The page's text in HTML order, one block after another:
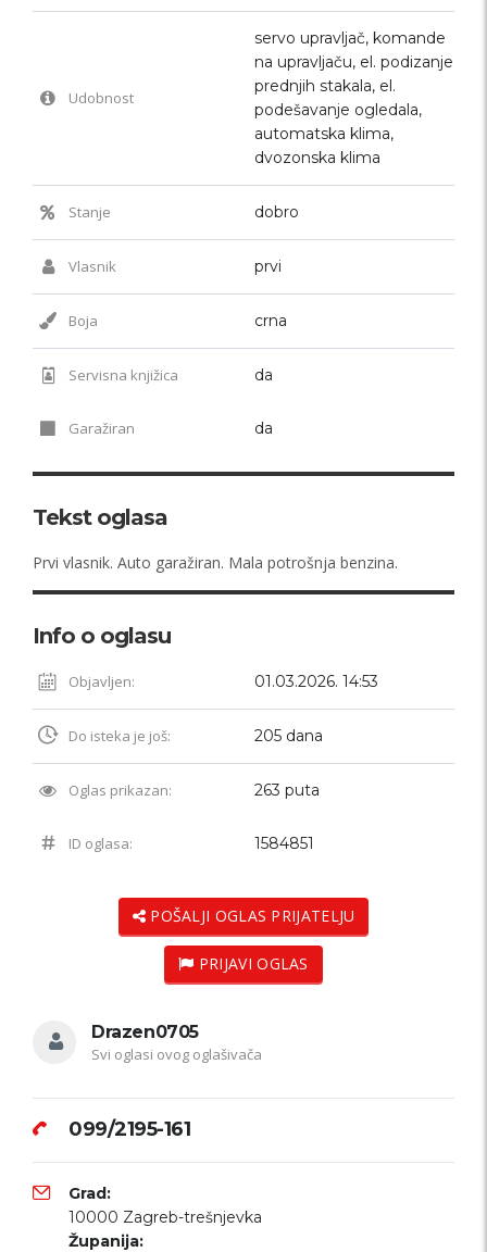
Udobnost
servo upravljač, komande
na upravljaču, el. podizanje
prednjih stakala, el.
podešavanje ogledala,
automatska klima,
dvozonska klima
Stanje dobro
Vlasnik prvi
Boja crna
Servisna knjižica da
Garažiran da
Tekst oglasa
Prvi vlasnik. Auto garažiran. Mala potrošnja benzina.
Info o oglasu
Objavljen: 01.03.2026. 14:53
Do isteka je još: 205 dana
Oglas prikazan: 263 puta
ID oglasa: 1584851
POŠALJI OGLAS PRIJATELJU
PRIJAVI OGLAS
Drazen0705
Svi oglasi ovog oglašivača
099/2195-161
Grad:
10000 Zagreb-trešnjevka
Županija: